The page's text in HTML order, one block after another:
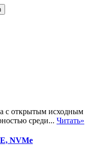
с открытым исходным
среди... Читать»
NVMe